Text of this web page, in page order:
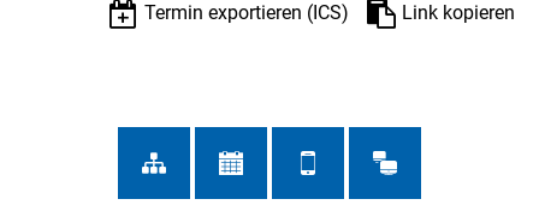
Termin exportieren (ICS)
Link kopieren